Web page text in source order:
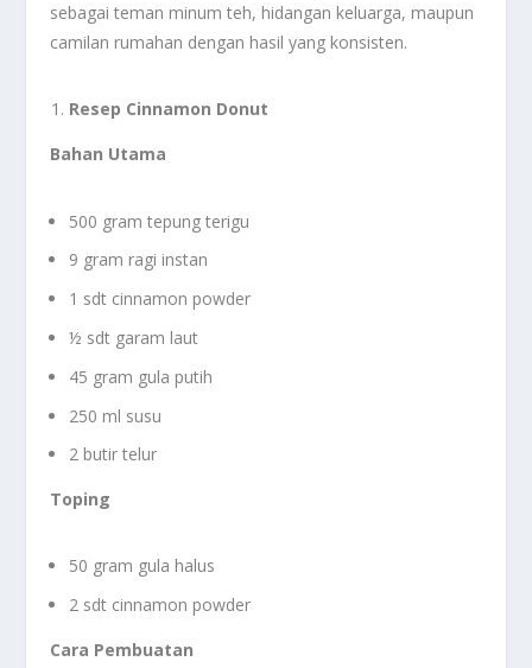
sebagai teman minum teh, hidangan keluarga, maupun
camilan rumahan dengan hasil yang konsisten.
Resep Cinnamon Donut
Bahan Utama
500 gram tepung terigu
9 gram ragi instan
1 sdt cinnamon powder
½ sdt garam laut
45 gram gula putih
250 ml susu
2 butir telur
Toping
50 gram gula halus
2 sdt cinnamon powder
Cara Pembuatan